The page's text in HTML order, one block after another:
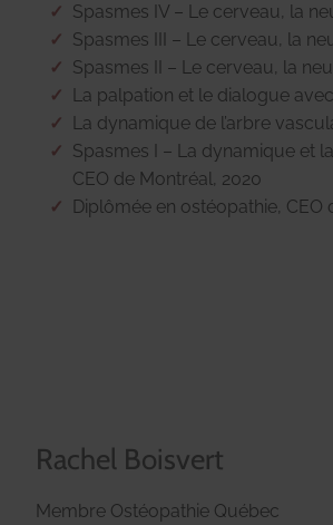
Spasmes IV – Le cerveau, la
Spasmes III – Le cerveau, la
Spasmes II – Le cerveau, la
La palpation et le dialogue
La dynamique de l’arbre
Spasmes I – La dynamique et
CEO de Montréal, 2020
Diplômée en ostéopathie, CEO
Rachel Boisvert
Membre Ostéopathie Québec